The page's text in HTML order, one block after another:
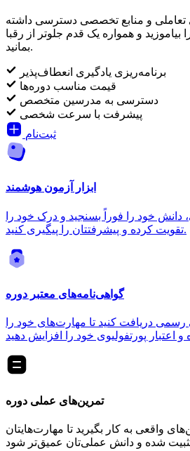
تعاملی و منابع تخصصی دسترسی داشته
بیاموزید و همواره یک قدم جلوتر از رقبا
بمانید.
برنامه‌ریزی یادگیری انعطاف‌پذیر
قیمت مناسب دوره‌ها
دسترسی به مدرسین متخصص
پیشرفت با سرعت شخصی
ثبت‌نام
ابزار آزمون هوشمند
دانش خود را فوراً بسنجید و درک خود را
تقویت کرده و پیشرفتتان را پیگیری کنید.
گواهی‌نامه‌های معتبر دوره
رسمی دریافت کنید تا مهارت‌های خود را
تمرین‌های عملی دوره
واقعی به کار بگیرید تا مهارت‌هایتان